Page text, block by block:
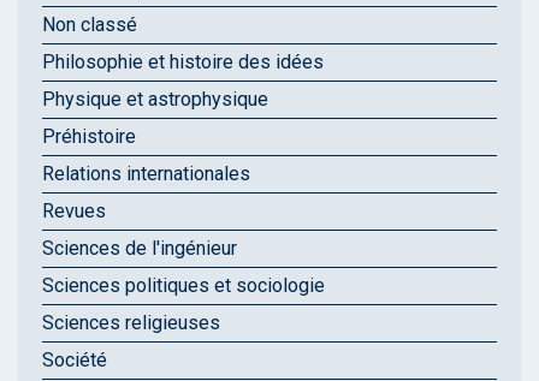
Non classé
Philosophie et histoire des idées
Physique et astrophysique
Préhistoire
Relations internationales
Revues
Sciences de l'ingénieur
Sciences politiques et sociologie
Sciences religieuses
Société